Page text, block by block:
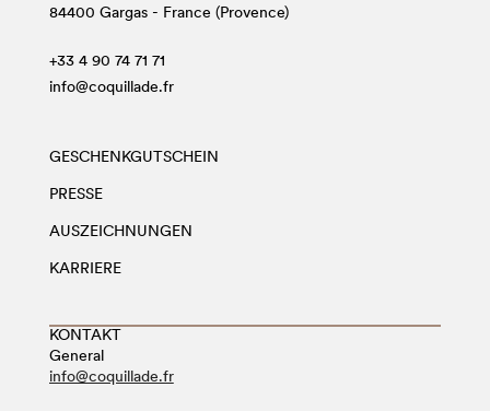
84400 Gargas - France (Provence)
+33 4 90 74 71 71
info@coquillade.fr
GESCHENKGUTSCHEIN
PRESSE
AUSZEICHNUNGEN
KARRIERE
KONTAKT
General
info@coquillade.fr